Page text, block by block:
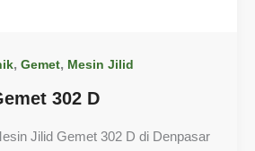
, Gemet, Mesin Jilid
302 D
Jilid Gemet 302 D di Denpasar